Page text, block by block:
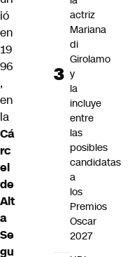
ió
en
19
96
,
en
la
Cá
rc
el
de
Alt
a
Se
gu
actriz
Mariana
di
Girolamo
y
la
incluye
entre
las
posibles
candidatas
a
los
Premios
Oscar
2027